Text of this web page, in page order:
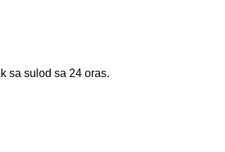
sa sulod sa 24 oras.